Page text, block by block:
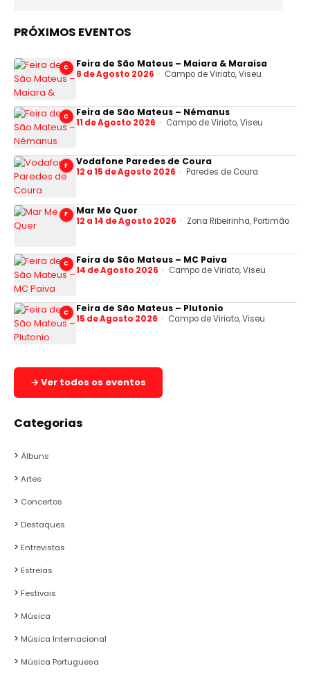
PRÓXIMOS EVENTOS
C Feira de São Mateus – Maiara & Maraisa
8 de Agosto 2026 Campo de Viriato, Viseu
C Feira de São Mateus – Némanus
11 de Agosto 2026 Campo de Viriato, Viseu
F Vodafone Paredes de Coura
12 a 15 de Agosto 2026 Paredes de Coura
F Mar Me Quer
12 a 14 de Agosto 2026 Zona Ribeirinha, Portimão
C Feira de São Mateus – MC Paiva
14 de Agosto 2026 Campo de Viriato, Viseu
C Feira de São Mateus – Plutonio
15 de Agosto 2026 Campo de Viriato, Viseu
→ Ver todos os eventos
Categorias
Álbuns
Artes
Concertos
Destaques
Entrevistas
Estreias
Festivais
Música
Música Internacional
Música Portuguesa